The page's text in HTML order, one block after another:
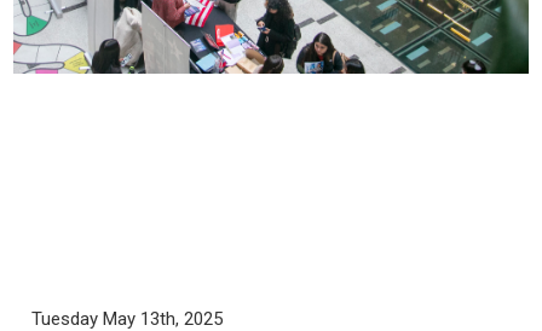
Tuesday May 13th, 2025